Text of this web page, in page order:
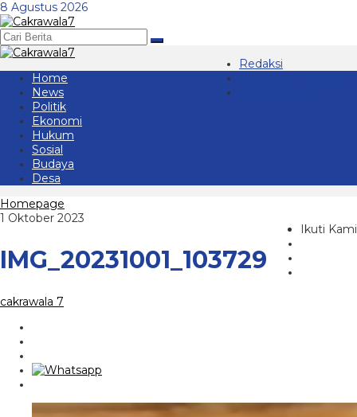
Lewati
ke
konten
8 Agustus 2026
Redaksi
Home
News
Politik
Ekonomi
Hukum
Sosial
Budaya
Desa
Homepage
Ikuti Kami
1 Oktober 2023
IMG_20231001_103729
cakrawala 7